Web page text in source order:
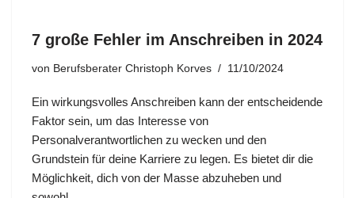
7 große Fehler im Anschreiben in 2024
von Berufsberater Christoph Korves 11/10/2024
Ein wirkungsvolles Anschreiben kann der entscheidende
Faktor sein, um das Interesse von
Personalverantwortlichen zu wecken und den
Grundstein für deine Karriere zu legen. Es bietet dir die
Möglichkeit, dich von der Masse abzuheben und